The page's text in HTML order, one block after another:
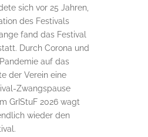
sich vor 25 Jahren,
des Festivals
fand das Festival
Durch Corona und
auf das
der Verein eine
Zwangspause
GrIStuF 2026 wagt
wieder den